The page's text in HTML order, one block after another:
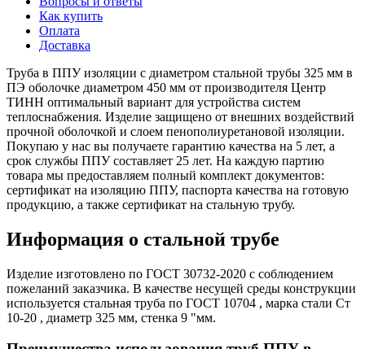
Как купить
Оплата
Доставка
Труба в ППУ изоляции с диаметром стальной трубы 325 мм в
ПЭ оболочке диаметром 450 мм от производителя Центр
ТИНН оптимальный вариант для устройства систем
теплоснабжения. Изделие защищено от внешних воздействий
прочной оболочкой и слоем пенополиуретановой изоляции.
Покупаю у нас вы получаете гарантию качества на 5 лет, а
срок службы ППУ составляет 25 лет. На каждую партию
товара мы предоставляем полный комплект документов:
сертификат на изоляцию ППУ, паспорта качества на готовую
продукцию, а также сертификат на стальную трубу.
Информация о стальной трубе
Изделие изготовлено по ГОСТ 30732-2020 с соблюдением
пожеланий заказчика. В качестве несущей среды конструкции
используется стальная труба по ГОСТ 10704 , марка стали Ст
10-20 , диаметр 325 мм, стенка 9 "мм.